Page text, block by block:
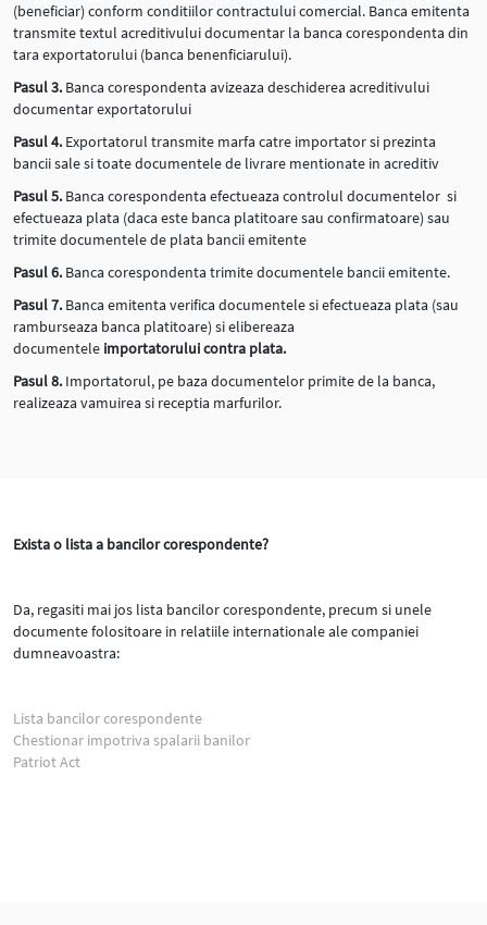
(beneficiar) conform conditiilor contractului comercial. Banca emitenta
transmite textul acreditivului documentar la banca corespondenta din
tara exportatorului (banca benenficiarului).
Pasul 3. Banca corespondenta avizeaza deschiderea acreditivului
documentar exportatorului
Pasul 4. Exportatorul transmite marfa catre importator si prezinta
bancii sale si toate documentele de livrare mentionate in acreditiv
Pasul 5. Banca corespondenta efectueaza controlul documentelor si
efectueaza plata (daca este banca platitoare sau confirmatoare) sau
trimite documentele de plata bancii emitente
Pasul 6. Banca corespondenta trimite documentele bancii emitente.
Pasul 7. Banca emitenta verifica documentele si efectueaza plata (sau
ramburseaza banca platitoare) si elibereaza
documentele importatorului contra plata.
Pasul 8. Importatorul, pe baza documentelor primite de la banca,
realizeaza vamuirea si receptia marfurilor.
Exista o lista a bancilor corespondente?
Da, regasiti mai jos lista bancilor corespondente, precum si unele
documente folositoare in relatiile internationale ale companiei
dumneavoastra:
Lista bancilor corespondente
Chestionar impotriva spalarii banilor
Patriot Act